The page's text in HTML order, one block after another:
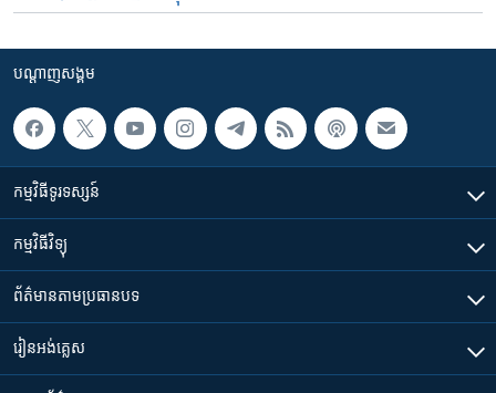
បណ្តាញ​សង្គម
កម្មវិធី​ទូរទស្សន៍
កម្មវិធី​វិទ្យុ
ព័ត៌មាន​តាមប្រធានបទ​
រៀន​​អង់គ្លេស